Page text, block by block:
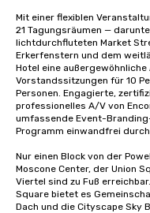
Mit einer flexiblen
21 Tagungsräumen —
lichtdurchfluteten Market
Erkerfenstern und dem
Hotel eine
Vorstandssitzungen für 10
Personen. Engagierte,
professionelles A/V von
umfassende Event-
Programm einwandfrei
Nur einen Block von der
Moscone Center, der Union
Viertel sind zu Fuß
Square bietet es
Dach und die Cityscape Sky